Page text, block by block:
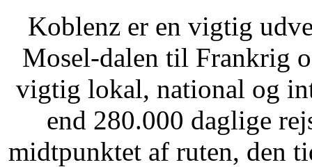
Koblenz er en vigtig
Mosel-dalen til Frankrig
vigtig lokal, national og
end 280.000 daglige
midtpunktet af ruten, den